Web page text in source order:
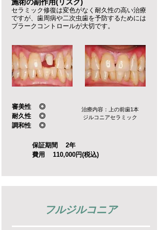
施術の副作用(リスク)
セラミック修復は変色がなく耐久性の高い治療
ですが、歯周病や二次虫歯を予防するためには
プラークコントロールが大切です。
審美性 ◎
耐久性 ◎
調和性 ◎
治療内容：上の前歯1本
​ジルコニアセラミック
保証期間 2年
費用 110,000円(税込)
フルジルコニア